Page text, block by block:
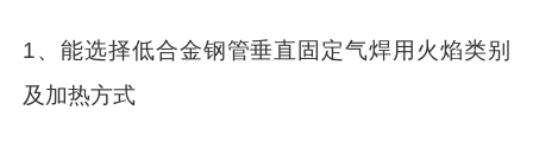
1、能选择低合金钢管垂直固定气焊用火焰类别
及加热方式